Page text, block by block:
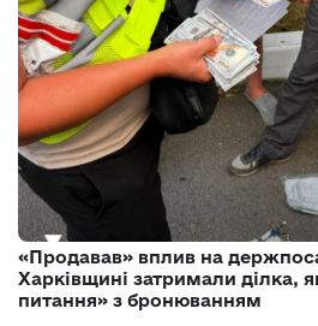
«Продавав» вплив на
Харківщині затримали ділка,
питання» з бронюванням